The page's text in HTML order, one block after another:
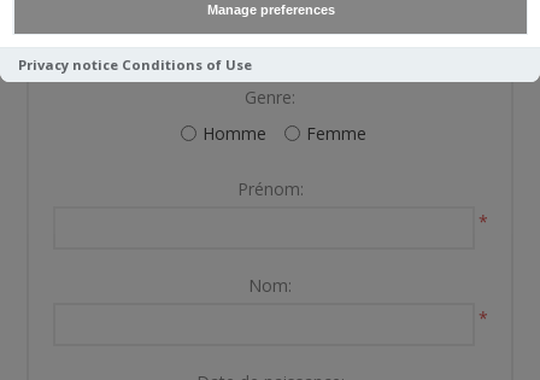
Manage preferences
Privacy notice Conditions of Use
VOS INFORMATIONS PERSONNELLES
Genre:
Homme
Femme
Prénom:
*
Nom:
*